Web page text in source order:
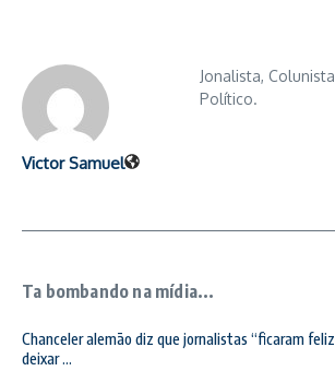
Victor Samuel
Jonalista,
Político.
Ta bombando na mídia...
Chanceler alemão diz que jornalistas “ficaram
deixar ...